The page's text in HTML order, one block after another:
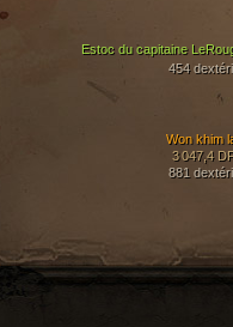
Estoc du capitaine
454
Won khim
3 047,4
881